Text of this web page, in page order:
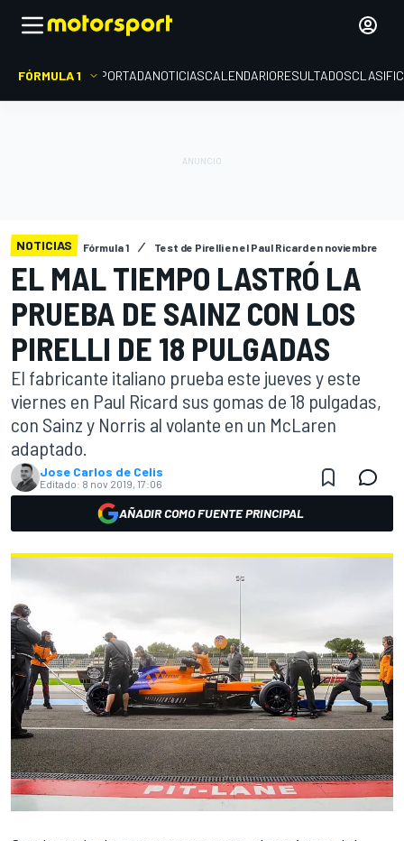
FÓRMULA 1 PORTADANOTICIASCALENDARIORESULTADOS
NOTICIAS Fórmula 1 Test de Pirelli en el Paul Ricard en noviembre
EL MAL TIEMPO LASTRÓ LA
PRUEBA DE SAINZ CON LOS
PIRELLI DE 18 PULGADAS
El fabricante italiano prueba este jueves y este
viernes en Paul Ricard sus gomas de 18 pulgadas,
con Sainz y Norris al volante en un McLaren
adaptado.
Jose Carlos de Celis
Editado: 8 nov 2019, 17:06
AÑADIR COMO FUENTE PRINCIPAL